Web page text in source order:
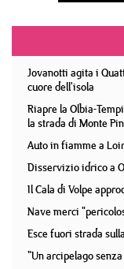
Jovanotti agita i
cuore dell'isola
Riapre la Olbia-
la strada di Monte
Auto in fiamme a
Disservizio idrico a
Il Cala di Volpe
Nave merci
Esce fuori strada
"Un arcipelago